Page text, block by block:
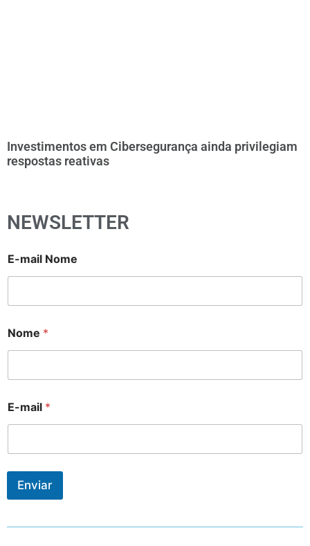
Investimentos em Cibersegurança ainda privilegiam
respostas reativas
NEWSLETTER
E-mail Nome
Nome *
E-mail *
Enviar